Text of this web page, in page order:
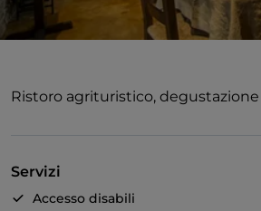
Ristoro agrituristico,
Servizi
Accesso disabili